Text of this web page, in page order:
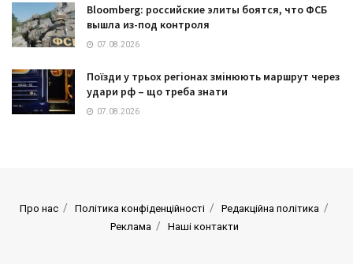
Bloomberg: российские элиты боятся, что ФСБ
вышла из-под контроля
07.08.2026
Поїзди у трьох регіонах змінюють маршрут через
удари рф – що треба знати
07.08.2026
Про нас Політика конфіденційності
Редакційна політика
Реклама
Наші контакти